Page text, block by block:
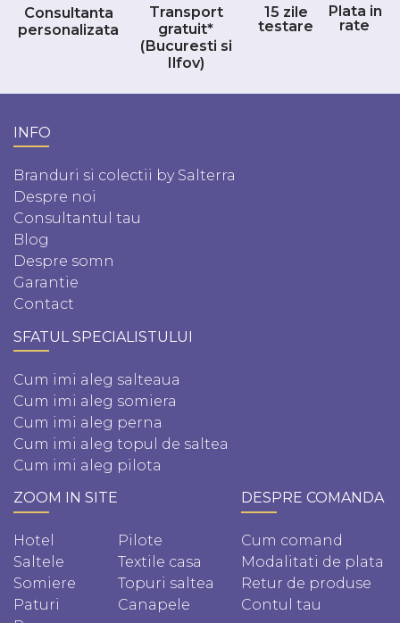
Consultanta
personalizata
Transport
gratuit*
(Bucuresti si
Ilfov)
15 zile
testare
Plata in
rate
INFO
Branduri si colectii by Salterra
Despre noi
Consultantul tau
Blog
Despre somn
Garantie
Contact
SFATUL SPECIALISTULUI
Cum imi aleg salteaua
Cum imi aleg somiera
Cum imi aleg perna
Cum imi aleg topul de saltea
Cum imi aleg pilota
ZOOM IN SITE
Hotel
Saltele
Somiere
Paturi
Pilote
Textile casa
Topuri saltea
Canapele
DESPRE COMANDA
Cum comand
Modalitati de plata
Retur de produse
Contul tau